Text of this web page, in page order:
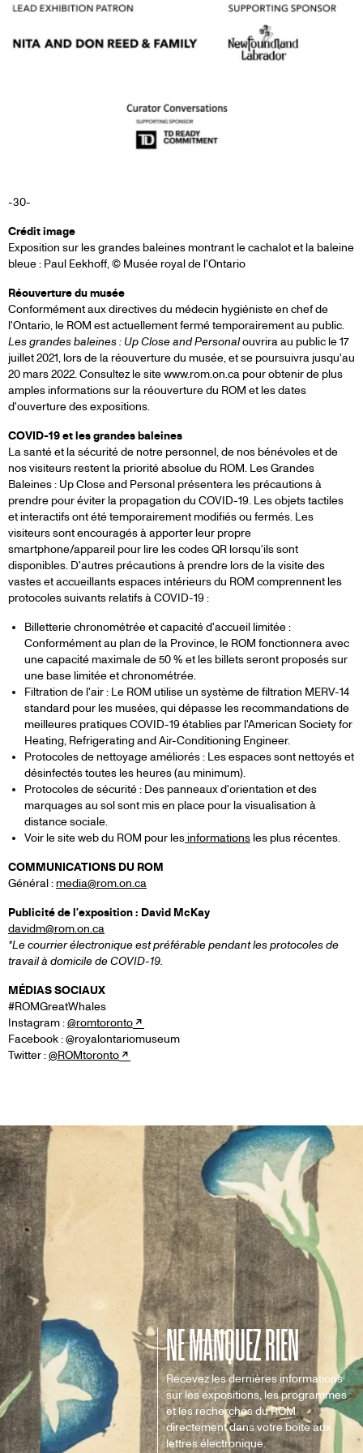
-30-
Crédit image
Exposition sur les grandes baleines montrant le cachalot et la baleine
bleue : Paul Eekhoff, © Musée royal de l'Ontario
Réouverture du musée
Conformément aux directives du médecin hygiéniste en chef de
l'Ontario, le ROM est actuellement fermé temporairement au public.
Les grandes baleines : Up Close and Personalouvrira au public le 17
juillet 2021, lors de la réouverture du musée, et se poursuivra jusqu'au
20 mars 2022. Consultez le site www.rom.on.ca pour obtenir de plus
amples informations sur la réouverture du ROM et les dates
d'ouverture des expositions.
COVID-19 et les grandes baleines
La santé et la sécurité de notre personnel, de nos bénévoles et de
nos visiteurs restent la priorité absolue du ROM. Les Grandes
Baleines : Up Close and Personal présentera les précautions à
prendre pour éviter la propagation du COVID-19. Les objets tactiles
et interactifs ont été temporairement modifiés ou fermés. Les
visiteurs sont encouragés à apporter leur propre
smartphone/appareil pour lire les codes QR lorsqu'ils sont
disponibles. D'autres précautions à prendre lors de la visite des
vastes et accueillants espaces intérieurs du ROM comprennent les
protocoles suivants relatifs à COVID-19 :
Billetterie chronométrée et capacité d'accueil limitée :
Conformément au plan de la Province, le ROM fonctionnera avec
une capacité maximale de 50 % et les billets seront proposés sur
une base limitée et chronométrée.
Filtration de l'air : Le ROM utilise un système de filtration MERV-14
standard pour les musées, qui dépasse les recommandations de
meilleures pratiques COVID-19 établies par l'American Society for
Heating, Refrigerating and Air-Conditioning Engineer.
Protocoles de nettoyage améliorés : Les espaces sont nettoyés et
désinfectés toutes les heures (au minimum).
Protocoles de sécurité : Des panneaux d'orientation et des
marquages au sol sont mis en place pour la visualisation à
distance sociale.
Voir le site web du ROM pour les informations les plus récentes.
COMMUNICATIONS DU ROM
Général : media@rom.on.ca
Publicité de l'exposition : David McKay
davidm@rom.on.ca
*Le courrier électronique est préférable pendant les protocoles de
travail à domicile de COVID-19.
MÉDIAS SOCIAUX
#ROMGreatWhales
Instagram :@romtoronto
Facebook : @royalontariomuseum
Twitter :@ROMtoronto
NE MANQUEZ RIEN
Recevez les dernières informations
sur les expositions, les programmes
et les recherches du ROM
directement dans votre boîte aux
lettres électronique.